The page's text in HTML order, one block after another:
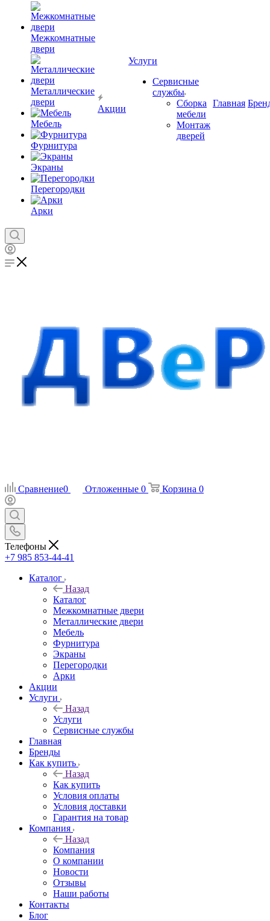
Межкомнатные
двери
Металлические
двери
Мебель
Фурнитура
Экраны
Перегородки
Арки
Акции
Услуги
Сервисные
службы
Сборка
мебели
Монтаж
дверей
Главная
Сравнение0 Отложенные 0 Корзина 0
Телефоны
+7 985 853-44-41
Каталог
Назад
Каталог
Межкомнатные двери
Металлические двери
Мебель
Фурнитура
Экраны
Перегородки
Арки
Акции
Услуги
Назад
Услуги
Сервисные службы
Главная
Бренды
Как купить
Назад
Как купить
Условия оплаты
Условия доставки
Гарантия на товар
Компания
Назад
Компания
О компании
Новости
Отзывы
Наши работы
Контакты
Блог